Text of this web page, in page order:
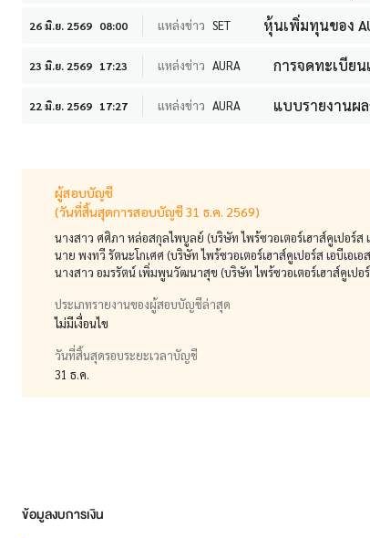
26 มิ.ย. 2569 08:00 แหล่งข่าว SET หุ้นเพิ่มทุนของ
23 มิ.ย. 2569 17:23 แหล่งข่าว AURA การจดทะเบีย
22 มิ.ย. 2569 17:27 แหล่งข่าว AURA แบบรายงานผล
ผู้สอบบัญชี
(วันที่สิ้นสุดการสอบบัญชี 31 ธ.ค. 2569)
นางสาว ศศิภา หล่อสกุลไพบูลย์ (บริษัท ไพร้ซวอเตอร์เฮาส์คูเปอร์ส
นาย พงทวี รัตนะโกเศศ (บริษัท ไพร้ซวอเตอร์เฮาส์คูเปอร์ส เอบีเอเอ
นางสาว อมรรัตน์ เพิ่มพูนวัฒนาสุข (บริษัท ไพร้ซวอเตอร์เฮาส์คูเปอร์
ประเภทรายงานของผู้สอบบัญชีล่าสุด
ไม่มีเงื่อนไข
วันที่สิ้นสุดรอบระยะเวลาบัญชี
31 ธ.ค.
ข้อมูลงบการเงิน